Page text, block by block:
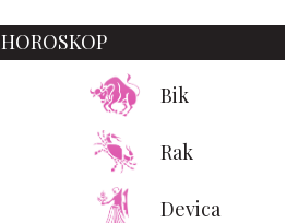
HOROSKOP
Bik
Rak
Devica